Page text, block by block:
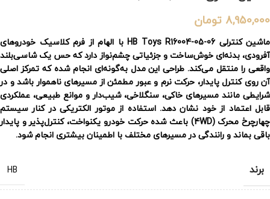
8,950,000 تومان
ماشین کنترلی HB Toys R16004-05-06 با الهام از فرم کلاسیک خودروهای
آفرودی، بدنه‌ای خوش‌ساخت و جزئیاتی چشم‌نواز دارد که حس یک شاسی‌بلند
واقعی را منتقل می‌کند. طراحی این مدل به‌گونه‌ای انجام شده که تمرکز اصلی
آن روی کنترل پایدار، حرکت نرم و عبور مطمئن از مسیرهای ناهموار باشد و در
شرایطی مانند مسیرهای خاکی، سنگلاخی، شیب‌دار و موانع طبیعی، عملکردی
قابل اعتماد از خود نشان دهد. استفاده از موتور الکتریکی در کنار سیستم
چهارچرخ محرک (4WD) باعث شده حرکت خودرو یکنواخت، کنترل‌پذیر و پایدار
باقی بماند و رانندگی در مسیرهای مختلف با اطمینان بیشتری انجام شود.
برند HB